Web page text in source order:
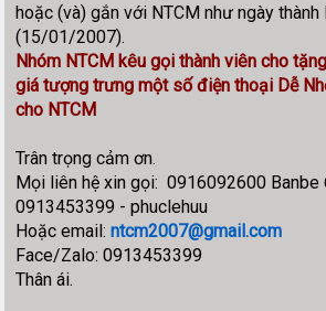
hoặc (và) gắn với NTCM như ngày thành
(15/01/2007).
Nhóm NTCM kêu gọi thành viên cho
giá tượng trưng một số điện thoại Dễ
cho NTCM
Trân trọng cảm ơn.
Mọi liên hệ xin gọi: 0916092600 Banbe
0913453399 - phuclehuu
Hoặc email:ntcm2007@gmail.com
Face/Zalo: 0913453399
Thân ái.